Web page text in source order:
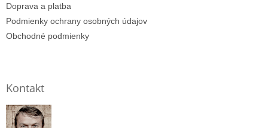
Doprava a platba
Podmienky ochrany osobných údajov
Obchodné podmienky
Kontakt